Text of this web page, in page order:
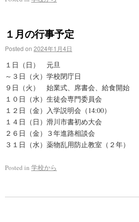
１月の行事予定
Posted on 2024年1月4日
１日（日） 元旦
～３日（火）学校閉庁日
９日（火） 始業式、席書会、給食開始
１０日（水）生徒会専門委員会
１２日（金）入学説明会（14:00）
１４日（日）滑川市書初め大会
２６日（金）３年進路相談会
３１日（水）薬物乱用防止教室（２年）
Posted in 学校から